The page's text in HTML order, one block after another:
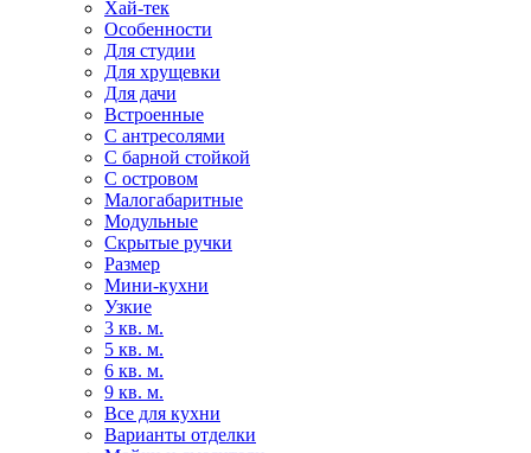
Хай-тек
Особенности
Для студии
Для хрущевки
Для дачи
Встроенные
С антресолями
С барной стойкой
С островом
Малогабаритные
Модульные
Скрытые ручки
Размер
Мини-кухни
Узкие
3 кв. м.
5 кв. м.
6 кв. м.
9 кв. м.
Все для кухни
Варианты отделки